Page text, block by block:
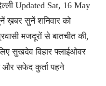
Updated Sat, 16 May
ख़बर सुनें शनिवार को
मजदूरों से बातचीत की,
सुखदेव विहार फ्लाईओवर
सफेद कुर्ता पहने